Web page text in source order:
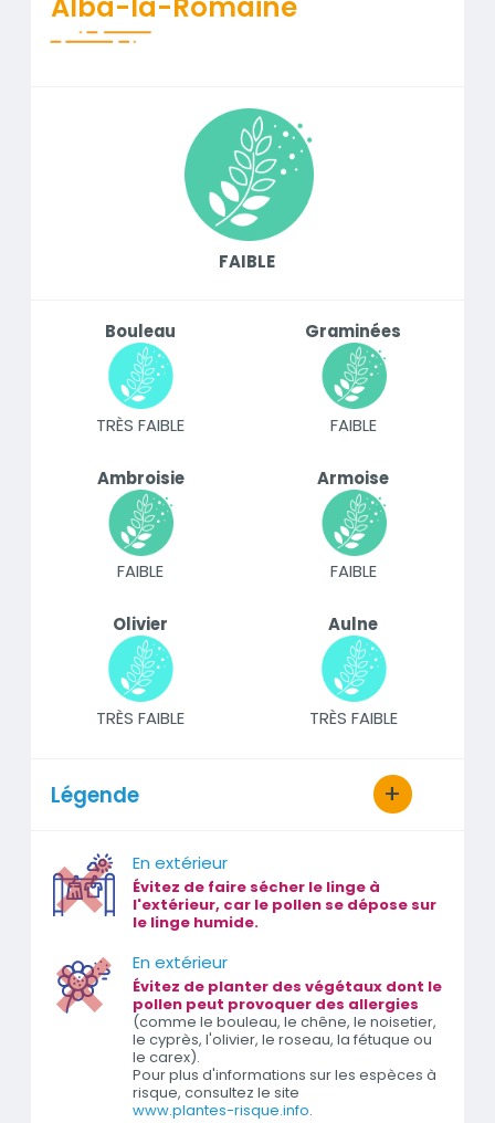
FAIBLE
Bouleau
TRÈS FAIBLE
Graminées
FAIBLE
Ambroisie
FAIBLE
Armoise
FAIBLE
Olivier
TRÈS FAIBLE
Aulne
TRÈS FAIBLE
Légende
En extérieur
Évitez de faire sécher le linge à
l'extérieur, car le pollen se dépose sur
le linge humide.
En extérieur
Évitez de planter des végétaux dont le
pollen peut provoquer des allergies
(comme le bouleau, le chêne, le noisetier,
le cyprès, l'olivier, le roseau, la fétuque ou
le carex).
Pour plus d'informations sur les espèces à
risque, consultez le site
www.plantes-risque.info.